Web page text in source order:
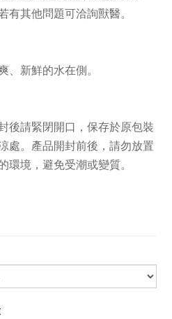
其他問題可洽詢獸醫。
新鮮的水在側。
後請緊閉開口，保存於原包裝
處。產品開封前後，請勿放置
境，避免受潮或變質。